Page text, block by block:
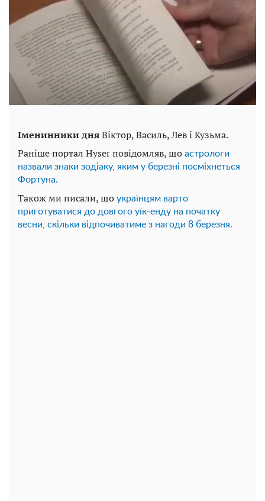
Іменинники дняВіктор, Василь, Лев і Кузьма.
Раніше портал Hyser повідомляв, що астрологи
назвали знаки зодіаку, яким у березні посміхнеться
Фортуна.
Також ми писали, що українцям варто
приготуватися до довгого уїк-енду на початку
весни, скільки відпочиватиме з нагоди 8 березня.